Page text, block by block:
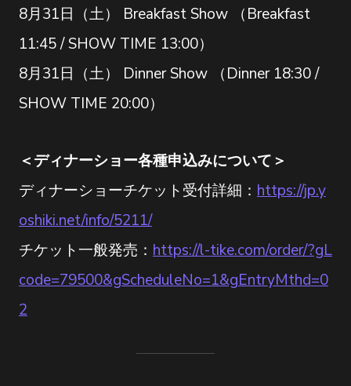
8月31日（土） Breakfast Show （Breakfast
11:45 / SHOW TIME 13:00）
8月31日（土） Dinner Show （Dinner 18:30 /
SHOW TIME 20:00）
＜ディナーショー各種申込みについて＞
ディナーショーチケット受付詳細：https://jp.y
oshiki.net/info/5211/
チケット一般発売：https://l-tike.com/order/?gL
code=79500&gScheduleNo=1&gEntryMthd=0
2